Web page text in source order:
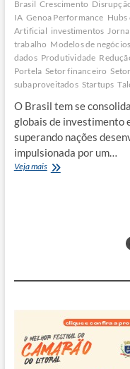
Brasil Crescimento
IA Genoa Performance Hubs
Artificial investimentos
trabalho Modelos de negócios
dados Produtividade
Portela Setor financeiro
subaproveitados Startups
O Brasil tem se
globais de investimento
superando nações
impulsionada por um…
Veja maisBrasil
veio
potencializar”